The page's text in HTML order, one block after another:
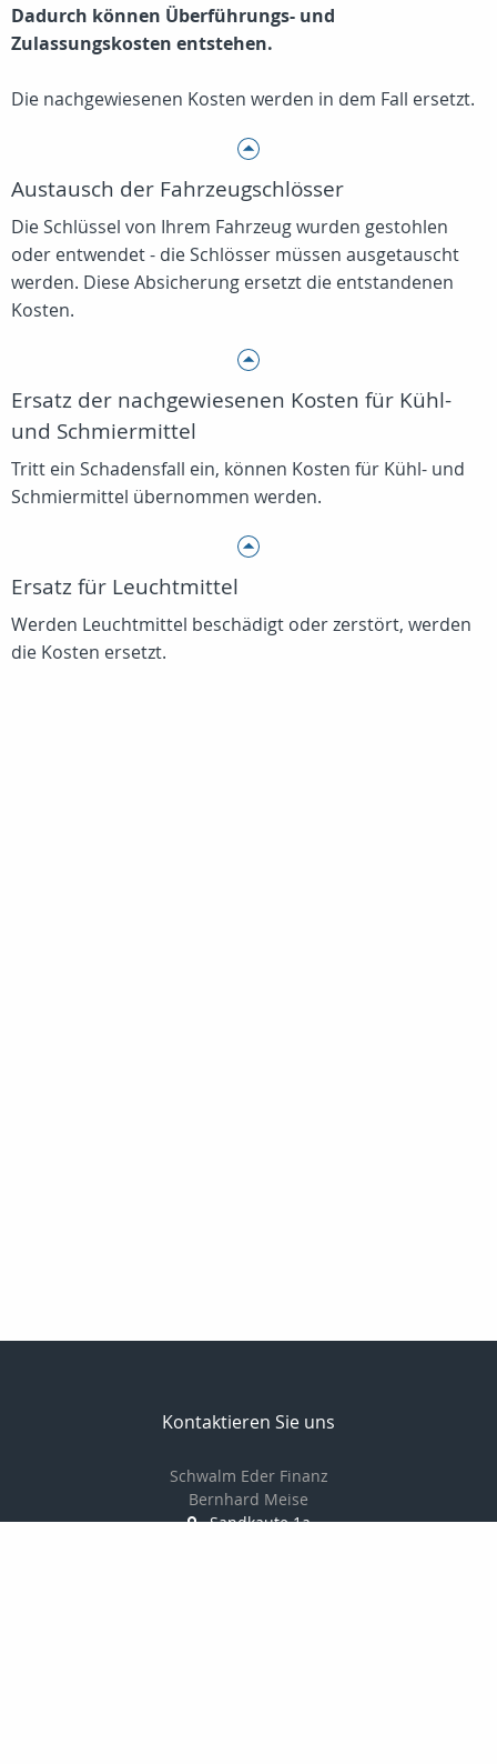
Dadurch können Überführungs- und
Zulassungskosten entstehen.
Die nachgewiesenen Kosten werden in dem Fall ersetzt.
Austausch der Fahrzeugschlösser
Die Schlüssel von Ihrem Fahrzeug wurden gestohlen
oder entwendet - die Schlösser müssen ausgetauscht
werden. Diese Absicherung ersetzt die entstandenen
Kosten.
Ersatz der nachgewiesenen Kosten für Kühl-
und Schmiermittel
Tritt ein Schadensfall ein, können Kosten für Kühl- und
Schmiermittel übernommen werden.
Ersatz für Leuchtmittel
Werden Leuchtmittel beschädigt oder zerstört, werden
die Kosten ersetzt.
Kontaktieren Sie uns
Schwalm Eder Finanz
Bernhard Meise
Sandkaute 1a